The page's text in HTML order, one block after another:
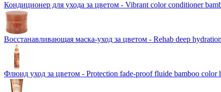
Кондиционер для ухода за цветом - Vibrant color conditioner
Восстанавливающая маска-уход за цветом - Rehab deep
Флюид уход за цветом - Protection fade-proof fluide bamboo color